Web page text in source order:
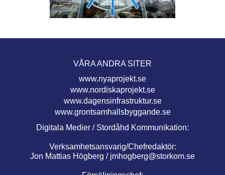
VÅRA ANDRA SITER
www.nyaprojekt.se
www.nordiskaprojekt.se
www.dagensinfrastruktur.se
www.grontsamhallsbyggande.se
Digitala Medier / Stordåhd Kommunikation:
Verksamhetsansvarig/Chefredaktör:
Jon Mattias Högberg / jmhogberg@storkom.se